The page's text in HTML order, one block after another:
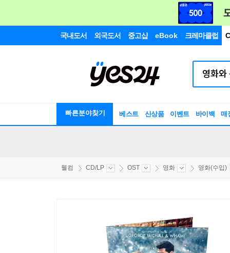
국내도서 외국도서 중고샵 eBook 크레마클럽
빠른분야찾기 베스트 신상품 이벤트 바이백 매
웰컴 CD/LP OST 영화 영화(수입)